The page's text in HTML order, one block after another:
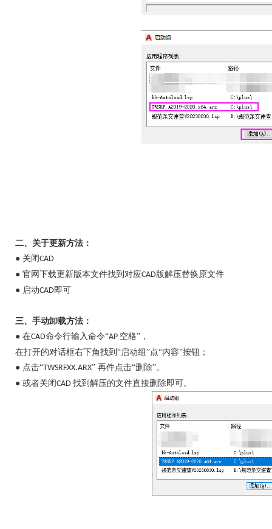
二、关于更新方法：
● 关闭CAD
● 官网下载更新版本文件找到对应CAD版解压替换原文件
● 启动CAD即可
三、手动卸载方法：
● 在CAD命令行输入命令“AP 空格”，
在打开的对话框右下角找到 “启动组”点“内容”按钮；
● 点击“TWSRFXX.ARX” 再件点击“删除”。
● 或者关闭CAD 找到解压的文件直接删除即可。